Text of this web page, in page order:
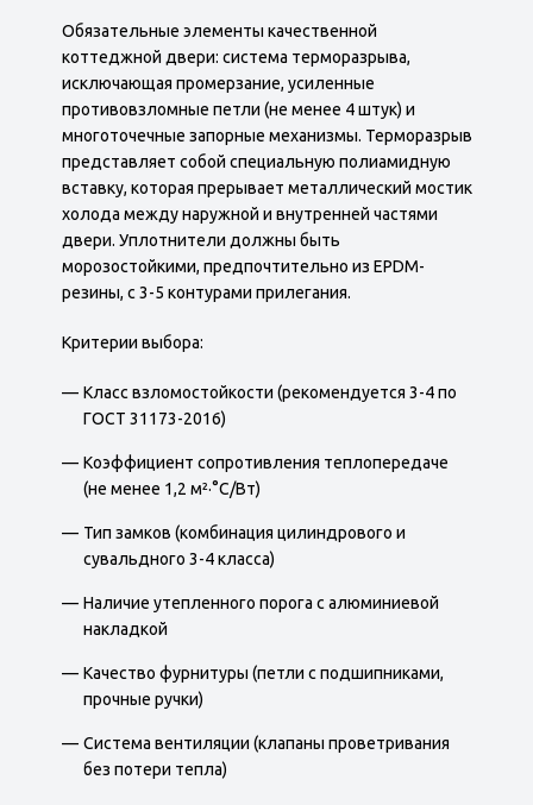
Обязательные элементы качественной
коттеджной двери: система терморазрыва,
исключающая промерзание, усиленные
противовзломные петли (не менее 4 штук) и
многоточечные запорные механизмы. Терморазрыв
представляет собой специальную полиамидную
вставку, которая прерывает металлический мостик
холода между наружной и внутренней частями
двери. Уплотнители должны быть
морозостойкими, предпочтительно из EPDM-
резины, с 3-5 контурами прилегания.
Критерии выбора:
Класс взломостойкости (рекомендуется 3-4 по
ГОСТ 31173-2016)
Коэффициент сопротивления теплопередаче
(не менее 1,2 м²·°C/Вт)
Тип замков (комбинация цилиндрового и
сувальдного 3-4 класса)
Наличие утепленного порога с алюминиевой
накладкой
Качество фурнитуры (петли с подшипниками,
прочные ручки)
Система вентиляции (клапаны проветривания
без потери тепла)